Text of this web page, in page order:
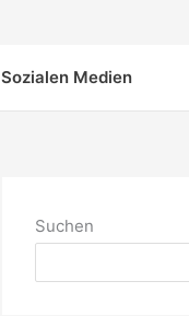
Sozialen Medien
Suchen